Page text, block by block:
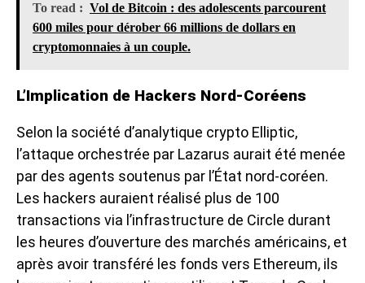
To read : Vol de Bitcoin : des adolescents parcourent
600 miles pour dérober 66 millions de dollars en
cryptomonnaies à un couple.
L’Implication de Hackers Nord-Coréens
Selon la société d’analytique crypto Elliptic,
l’attaque orchestrée par Lazarus aurait été menée
par des agents soutenus par l’État nord-coréen.
Les hackers auraient réalisé plus de 100
transactions via l’infrastructure de Circle durant
les heures d’ouverture des marchés américains, et
après avoir transféré les fonds vers Ethereum, ils